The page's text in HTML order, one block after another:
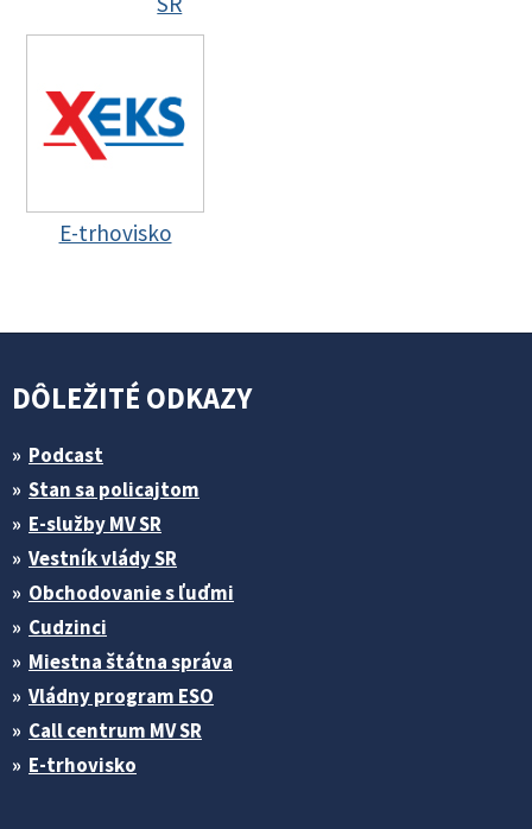
E-trhovisko
DÔLEŽITÉ ODKAZY
Podcast
Stan sa policajtom
E-služby MV SR
Vestník vlády SR
Obchodovanie s ľuďmi
Cudzinci
Miestna štátna správa
Vládny program ESO
Call centrum MV SR
E-trhovisko